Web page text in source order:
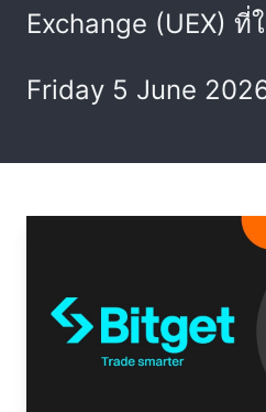
Exchange (UEX)
Friday 5 June